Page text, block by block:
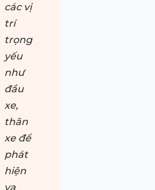
các vị
trí
trọng
yếu
như
đầu
xe,
thân
xe để
phát
hiện
va